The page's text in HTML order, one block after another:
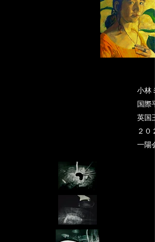
小林
国際
英国
２０
一陽